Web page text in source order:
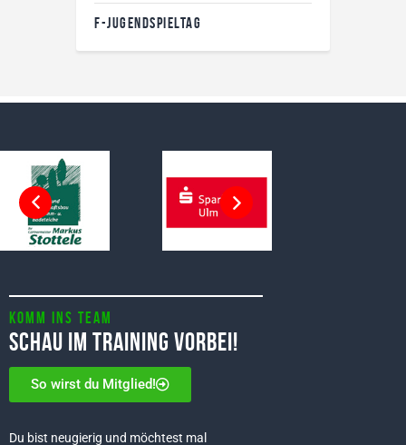
F-JUGENDSPIELTAG
Komm ins Team
Schau im Training vorbei!
So wirst du Mitglied!
Du bist neugierig und möchtest mal